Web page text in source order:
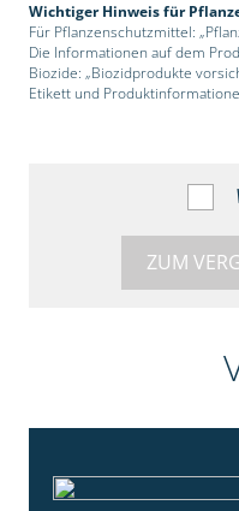
Wichtiger Hinweis für
Für Pflanzenschutzmittel:
Die Informationen auf dem
Biozide: „Biozidprodukte
Etikett und
ZUM